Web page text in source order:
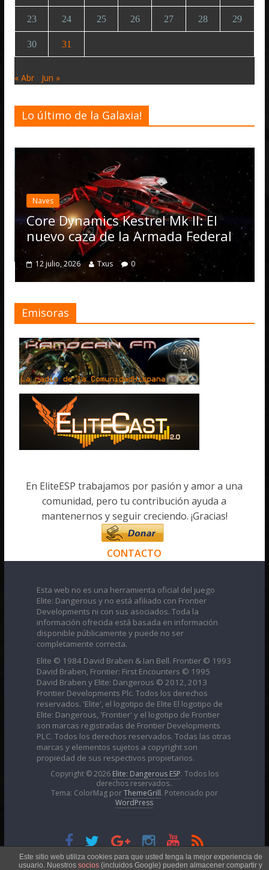
23 24 25 26 27 28 29
30 31
« Abr Jun »
Lo último de la Galaxia!
Kestrel Mk II: El
de la Armada Federal
Txus 0
Elite
Emisoras
En EliteESP trabajamos por pasión y amor a una
comunidad, pero tu contribución ayuda a
mantenernos y seguir creciendo. ¡Gracias!
CONTACTO
Esta web no es una herramienta oficial del juego
Elite: Dangerous y no está afiliado con Frontier
Developments ni con sus asociados. Toda la
información ofrecida está basada en información
disponible públicamente y puede no ser
completamente correcta.
Elite © 1984 David Braben & Ian Bell. Frontier © 1993
David Braben, Frontier: First Encounters © 1995
David Braben y Elite: Dangerous © 2012, 2013
Frontier Developments Plc. Todos los derechos
reservados. 'Elite', el logotipo de Elite El logotipo de
Elite: Dangerous, 'Frontier' y el logotipo de Frontier
son marcas registradas de Frontier Developments
PLC. Todos los derechos reservados. Todas las otras
marcas y elementos sujetos a copyright son
propiedad de sus respectivos propietarios.
Copyright © 2026 Elite: Dangerous ESP. Todos los
derechos reservados..
Tema: ColorMag porThemeGrill. Potenciado por
WordPress
Esta obra está bajo unaLicencia Creative Commons
Este sitio web utiliza cookies para que usted tenga la mejor experiencia de
usuario. Nuestros socios (incluidos Google) pueden almacener compartir y